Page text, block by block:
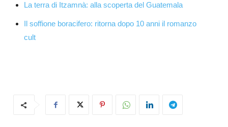
La terra di Itzamnà: alla scoperta del Guatemala
Il soffione boracifero: ritorna dopo 10 anni il romanzo
cult